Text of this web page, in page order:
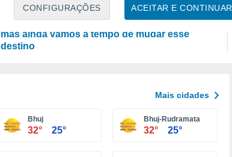
ACEITAR E CONTINUAR
CONFIGURAÇÕES
ATUALIDADE
Portugal está a perder costa mais depressa,
mas ainda vamos a tempo de mudar esse
destino
Mais cidades
Bhuj
32° 25°
Bhuj-Rudramata
32° 25°